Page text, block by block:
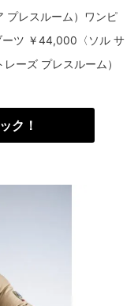
プレスルーム）ワンピ
ーツ ￥44,000〈ソル サ
ーズ プレスルーム）
ク！